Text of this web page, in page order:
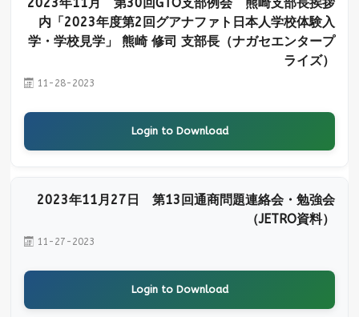
内「2023年度第2回グアナファト日本人学校体験入
学・学校見学」 熊崎 修司 支部長（ナガセエンタープ
ライズ）
11-28-2023
Login to Download
2023年11月27日 第13回通商問題連絡会・勉強会
（JETRO資料）
11-27-2023
Login to Download